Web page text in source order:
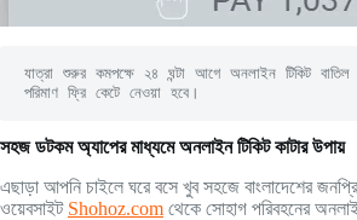
যাত্রা শুরুর কমপক্ষে ২৪ ঘন্টা আগে অনলাইন টিকিট বাতিল
পরিমাণ ফ্রি কেটে নেওয়া হবে।
সহজ ডটকম অ্যাপের মাধ্যমে অনলাইন টিকিট কাটার উপায়
এছাড়া আপনি চাইলে ঘরে বসে খুব সহজে বাংলাদেশের
ওয়েবসাইট Shohoz.com থেকে সোহাগ পরিবহনের